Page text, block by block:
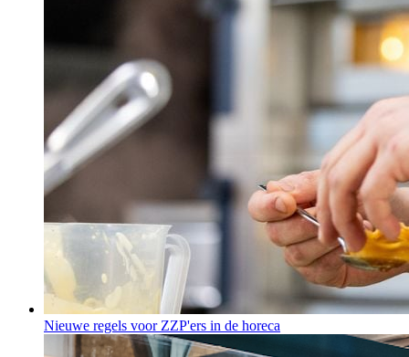
Nieuwe regels voor ZZP'ers in de horeca